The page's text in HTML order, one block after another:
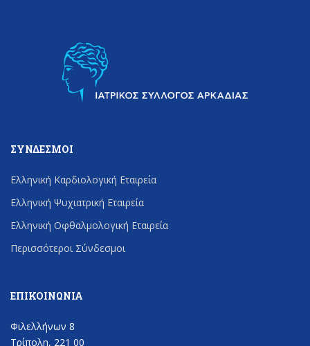
ΣΎΝΔΕΣΜΟΙ
Ελληνική Καρδιολογική Εταιρεία
Ελληνική Ψυχιατρική Εταιρεία
Ελληνική Οφθαλμολογική Εταιρεία
Περισσότεροι Σύνδεσμοι
ΕΠΙΚΟΙΝΩΝΊΑ
Φιλελλήνων 8
Τρίπολη, 221 00